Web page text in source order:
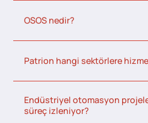
OSOS nedir?
Patrion hangi sektörlere
Endüstriyel otomasyon
süreç izleniyor?